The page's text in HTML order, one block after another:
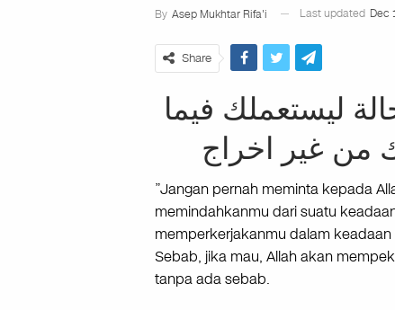
By Asep Mukhtar Rifa'i Last updated Dec
Share
ليستعملك فيما
من غير اخراج
”Jangan pernah meminta kepada
memindahkanmu dari suatu
memperkerjakanmu dalam keadaan
Sebab, jika mau, Allah akan
tanpa ada sebab.